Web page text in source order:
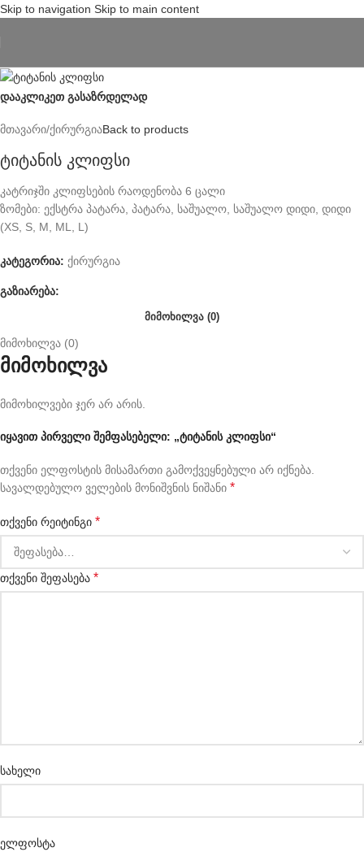
Skip to navigation Skip to main content
დააკლიკეთ გასაზრდელად
მთავარი/ქირურგიაBack to products
ტიტანის კლიფსი
კატრიჯში კლიფსების რაოდენობა 6 ცალი
ზომები: ექსტრა პატარა, პატარა, საშუალო, საშუალო დიდი, დიდი
(XS, S, M, ML, L)
კატეგორია: ქირურგია
გაზიარება:
ᲛᲘᲛᲝᲮᲘᲚᲕᲐ (0)
მიმოხილვა (0)
მიმოხილვა
მიმოხილვები ჯერ არ არის.
იყავით პირველი შემფასებელი: „ტიტანის კლიფსი“
თქვენი ელფოსტის მისამართი გამოქვეყნებული არ იქნება.
სავალდებულო ველების მონიშვნის ნიშანი *
თქვენი რეიტინგი *
თქვენი შეფასება *
სახელი
ელფოსტა